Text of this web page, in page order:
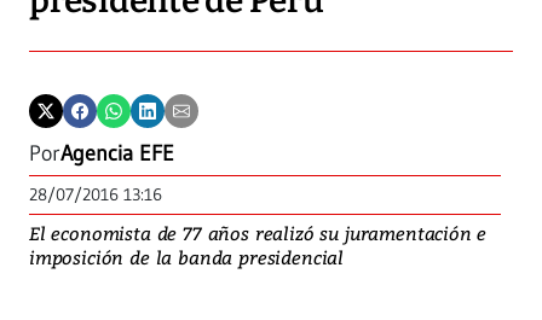
PorAgencia EFE
28/07/2016 13:16
El economista de 77 años realizó su juramentación e
imposición de la banda presidencial